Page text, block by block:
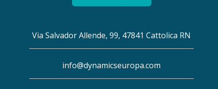
Via Salvador Allende, 99, 47841 Cattolica RN
info@dynamicseuropa.com